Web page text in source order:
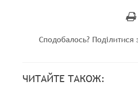
Сподобалось? Поділитися
ЧИТАЙТЕ ТАКОЖ: